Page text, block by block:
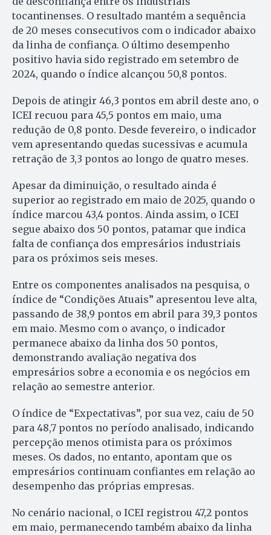
tocantinenses. O resultado mantém a sequência
de 20 meses consecutivos com o indicador abaixo
da linha de confiança. O último desempenho
positivo havia sido registrado em setembro de
2024, quando o índice alcançou 50,8 pontos.
Depois de atingir 46,3 pontos em abril deste ano, o
ICEI recuou para 45,5 pontos em maio, uma
redução de 0,8 ponto. Desde fevereiro, o indicador
vem apresentando quedas sucessivas e acumula
retração de 3,3 pontos ao longo de quatro meses.
Apesar da diminuição, o resultado ainda é
superior ao registrado em maio de 2025, quando o
índice marcou 43,4 pontos. Ainda assim, o ICEI
segue abaixo dos 50 pontos, patamar que indica
falta de confiança dos empresários industriais
para os próximos seis meses.
Entre os componentes analisados na pesquisa, o
índice de “Condições Atuais” apresentou leve alta,
passando de 38,9 pontos em abril para 39,3 pontos
em maio. Mesmo com o avanço, o indicador
permanece abaixo da linha dos 50 pontos,
demonstrando avaliação negativa dos
empresários sobre a economia e os negócios em
relação ao semestre anterior.
O índice de “Expectativas”, por sua vez, caiu de 50
para 48,7 pontos no período analisado, indicando
percepção menos otimista para os próximos
meses. Os dados, no entanto, apontam que os
empresários continuam confiantes em relação ao
desempenho das próprias empresas.
No cenário nacional, o ICEI registrou 47,2 pontos
em maio, permanecendo também abaixo da linha